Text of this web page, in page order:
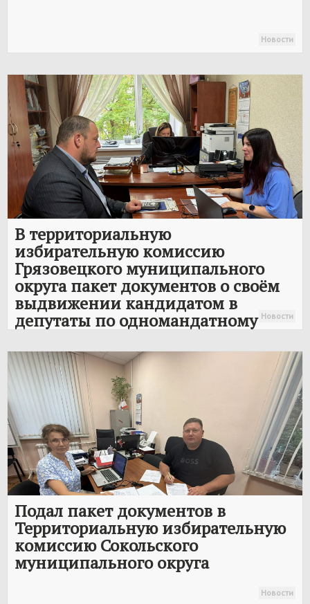
Новости
В территориальную
избирательную комиссию
Грязовецкого муниципального
округа пакет документов о своём
выдвижении кандидатом в
депутаты по одномандатному
выборах депутатов
Законодательного Собрания
Вологодской области представил
Бобылев Артём Александрович
Новости
Подал пакет документов в
Территориальную избирательную
комиссию Сокольского
муниципального округа
Новости